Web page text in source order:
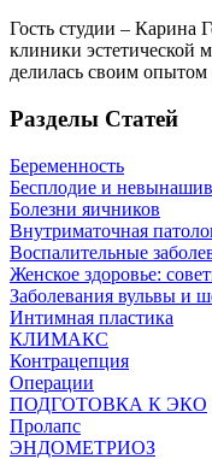
Гость студии – Карина
клиники эстетической
делилась своим
Разделы Статей
Беременность
Бесплодие и
Болезни яичников
Внутриматочная
Воспалительные
Женское здоровье:
Заболевания вульвы и
Интимная пластика
КЛИМАКС
Контрацепция
Операции
ПОДГОТОВКА К ЭКО
Пролапс
ЭНДОМЕТРИОЗ